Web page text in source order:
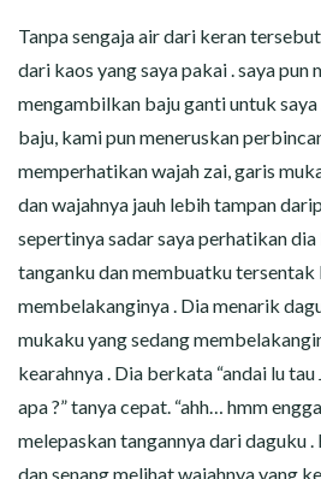
Tanpa sengaja air dari keran
dari kaos yang saya pakai . saya pun
mengambilkan baju ganti untuk
baju, kami pun meneruskan
memperhatikan wajah zai, garis
dan wajahnya jauh lebih tampan
sepertinya sadar saya perhatikan
tanganku dan membuatku tersentak
membelakanginya . Dia menarik
mukaku yang sedang
kearahnya . Dia berkata “andai lu tau
apa ?” tanya cepat. “ahh… hmm
melepaskan tangannya dari daguku .
dan senang melihat wajahnya yang